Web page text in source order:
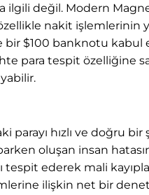
ilgili değil. Modern
nakit işlemlerinin
bir $100 banknotu
para tespit özelliğine
parayı hızlı ve doğru bir
oluşan insan
tespit ederek mali
ilişkin net bir